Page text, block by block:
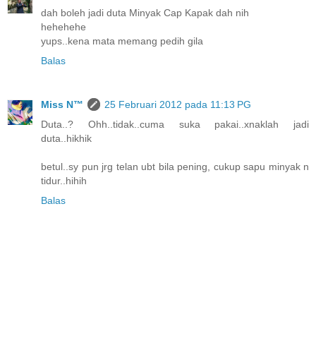
dah boleh jadi duta Minyak Cap Kapak dah nih
hehehehe
yups..kena mata memang pedih gila
Balas
Miss N™
25 Februari 2012 pada 11:13 PG
Duta..? Ohh..tidak..cuma suka pakai..xnaklah jadi
duta..hikhik
betul..sy pun jrg telan ubt bila pening, cukup sapu minyak n
tidur..hihih
Balas